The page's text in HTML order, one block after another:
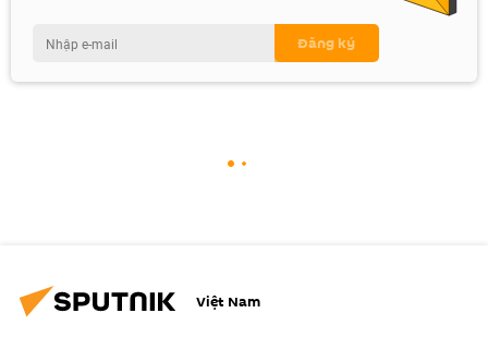
Việt Nam